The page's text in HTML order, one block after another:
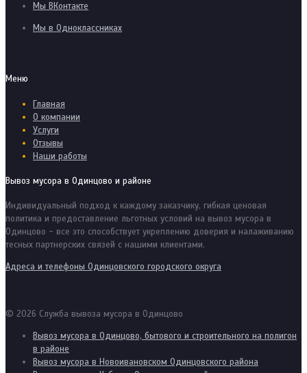
Мы ВКонтакте
Мы в Одноклассниках
Меню
Главная
О компании
Услуги
Отзывы
Наши работы
Вывоз мусора в Одинцово и районе
Индивидуальный подход к каждому заказчику, гибкая ценовая
политика и предоставление льготных условий на вывоз мусора в
Одинцово - все это способствует укреплению доверия и налаживанию
тесных партнерских связей с нашими клиентами.
Адреса и телефоны Одинцовского городского округа
© 2026 Служба вывоза мусора в Одинцово
Вывоз мусора в Одинцово, бытового и строительного на полигон
в районе
Вывоз мусора в Новоивановском Одинцовского района